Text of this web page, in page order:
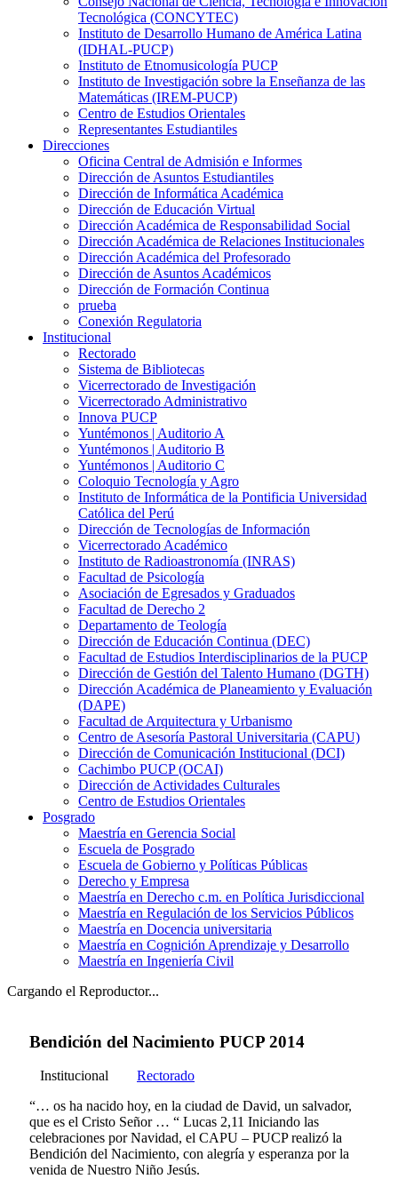
Tecnológica (CONCYTEC)
Instituto de Desarrollo Humano de América Latina
(IDHAL-PUCP)
Instituto de Etnomusicología PUCP
Instituto de Investigación sobre la Enseñanza de las
Matemáticas (IREM-PUCP)
Centro de Estudios Orientales
Representantes Estudiantiles
Direcciones
Oficina Central de Admisión e Informes
Dirección de Asuntos Estudiantiles
Dirección de Informática Académica
Dirección de Educación Virtual
Dirección Académica de Responsabilidad Social
Dirección Académica de Relaciones Institucionales
Dirección Académica del Profesorado
Dirección de Asuntos Académicos
Dirección de Formación Continua
prueba
Conexión Regulatoria
Institucional
Rectorado
Sistema de Bibliotecas
Vicerrectorado de Investigación
Vicerrectorado Administrativo
Innova PUCP
Yuntémonos | Auditorio A
Yuntémonos | Auditorio B
Yuntémonos | Auditorio C
Coloquio Tecnología y Agro
Instituto de Informática de la Pontificia Universidad
Católica del Perú
Dirección de Tecnologías de Información
Vicerrectorado Académico
Instituto de Radioastronomía (INRAS)
Facultad de Psicología
Asociación de Egresados y Graduados
Facultad de Derecho 2
Departamento de Teología
Dirección de Educación Continua (DEC)
Facultad de Estudios Interdisciplinarios de la PUCP
Dirección de Gestión del Talento Humano (DGTH)
Dirección Académica de Planeamiento y Evaluación
(DAPE)
Facultad de Arquitectura y Urbanismo
Centro de Asesoría Pastoral Universitaria (CAPU)
Dirección de Comunicación Institucional (DCI)
Cachimbo PUCP (OCAI)
Dirección de Actividades Culturales
Centro de Estudios Orientales
Posgrado
Maestría en Gerencia Social
Escuela de Posgrado
Escuela de Gobierno y Políticas Públicas
Derecho y Empresa
Maestría en Derecho c.m. en Política Jurisdiccional
Maestría en Regulación de los Servicios Públicos
Maestría en Docencia universitaria
Maestría en Cognición Aprendizaje y Desarrollo
Maestría en Ingeniería Civil
Cargando el Reproductor...
Bendición del Nacimiento PUCP 2014
Institucional
Rectorado
“… os ha nacido hoy, en la ciudad de David, un salvador,
que es el Cristo Señor … “ Lucas 2,11 Iniciando las
celebraciones por Navidad, el CAPU – PUCP realizó la
Bendición del Nacimiento, con alegría y esperanza por la
venida de Nuestro Niño Jesús.